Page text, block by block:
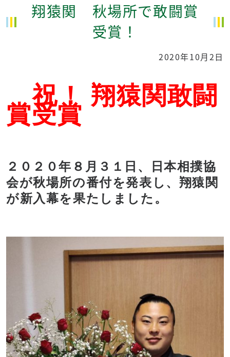
翔猿関 秋場所で敢闘賞
受賞！
2020年10月2日
祝！ 翔猿関敢闘
賞受賞
２０２０年８月３１日、日本相撲協
会が秋場所の番付を発表し、翔猿関
が新入幕を果たしました。